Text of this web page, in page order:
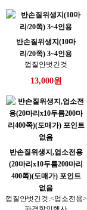
반손질위생지(10마
리/20쪽) 3~4인용
껍질안벗긴것
13,000원
반손질위생지,업소전용
(20마리x10두름200마리
400쪽)(도매가) 포인트
없음
껍질안벗긴것.<업소전용>